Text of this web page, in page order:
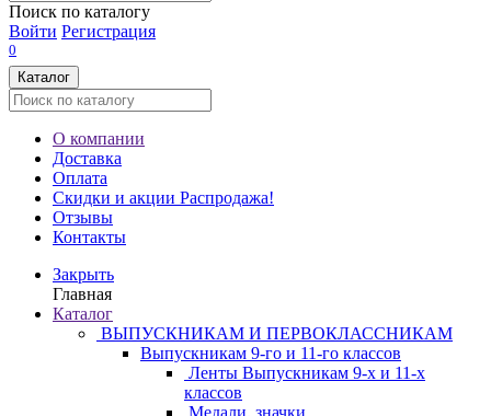
Поиск по каталогу
Войти Регистрация
0
Каталог
О компании
Доставка
Оплата
Скидки и акции Распродажа!
Отзывы
Контакты
Закрыть
Главная
Каталог
ВЫПУСКНИКАМ И ПЕРВОКЛАССНИКАМ
Выпускникам 9-го и 11-го классов
Ленты Выпускникам 9-х и 11-х
классов
Медали, значки